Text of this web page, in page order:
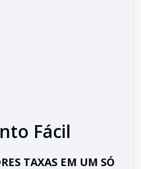
Fácil
TAXAS EM UM SÓ